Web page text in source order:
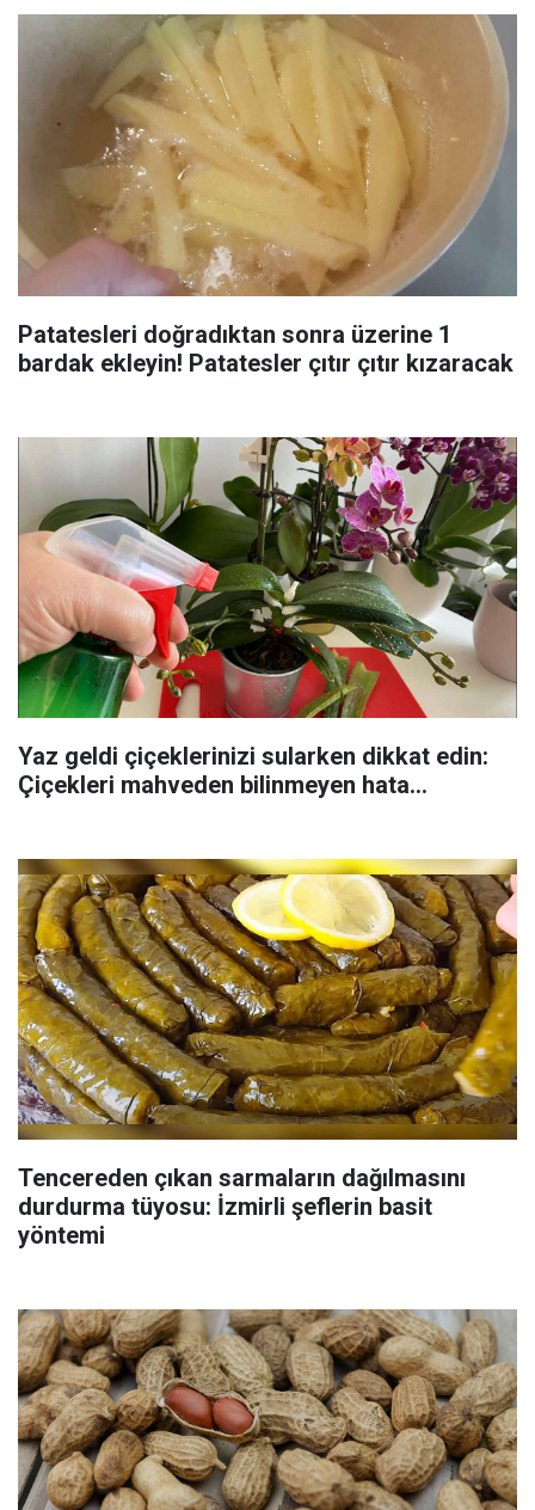
Patatesleri doğradıktan sonra üzerine 1
bardak ekleyin! Patatesler çıtır çıtır kızaracak
Yaz geldi çiçeklerinizi sularken dikkat edin:
Çiçekleri mahveden bilinmeyen hata...
Tencereden çıkan sarmaların dağılmasını
durdurma tüyosu: İzmirli şeflerin basit
yöntemi